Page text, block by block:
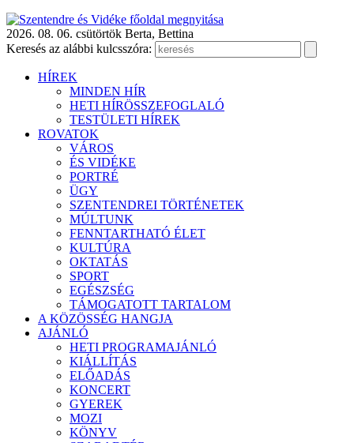
2026. 08. 06. csütörtök Berta, Bettina
Keresés az alábbi kulcsszóra:
HÍREK
MINDEN HÍR
HETI HÍRÖSSZEFOGLALÓ
TESTÜLETI HÍREK
ROVATOK
VÁROS
ÉS VIDÉKE
PORTRÉ
ÜGY
SZENTENDREI TÖRTÉNETEK
MÚLTUNK
FENNTARTHATÓ ÉLET
KULTÚRA
OKTATÁS
SPORT
EGÉSZSÉG
TÁMOGATOTT TARTALOM
A KÖZÖSSÉG HANGJA
AJÁNLÓ
HETI PROGRAMAJÁNLÓ
KIÁLLÍTÁS
ELŐADÁS
KONCERT
GYEREK
MOZI
KÖNYV